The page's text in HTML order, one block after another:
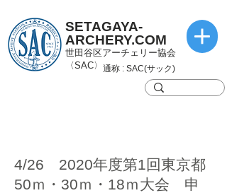
SETAGAYA-
ARCHERY.COM
世田谷区アーチェリー協会
〈SAC〉 通称 : SAC(サック)
4/26 2020年度第1回東京都
50ｍ・30ｍ・18ｍ大会 申